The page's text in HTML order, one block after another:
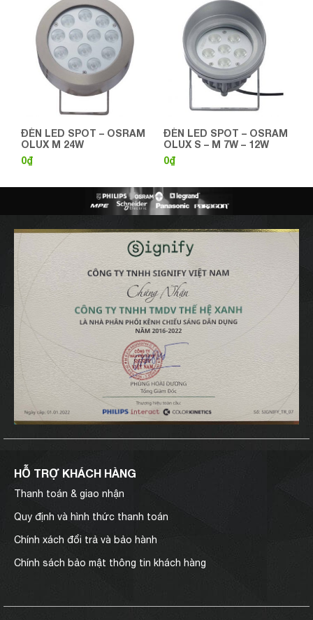
ĐÈN LED SPOT – OSRAM
OLUX M 24W
0₫
ĐÈN LED SPOT – OSRAM
OLUX S – M 7W – 12W
0₫
HỖ TRỢ KHÁCH HÀNG
Thanh toán & giao nhận
Quy định và hình thức thanh toán
Chính xách đổi trả và bảo hành
Chính sách bảo mật thông tin khách hàng